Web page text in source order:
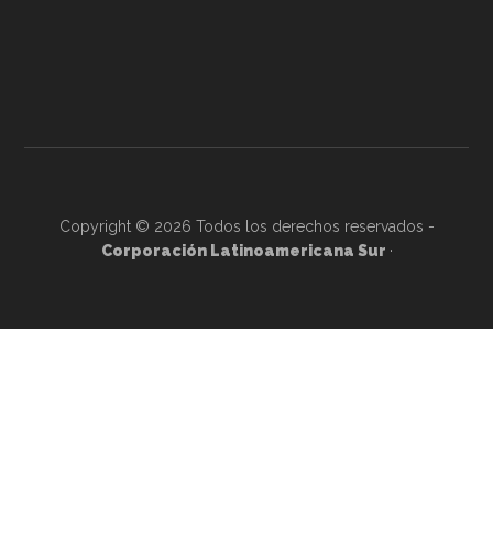
Copyright © 2026 Todos los derechos reservados -
Corporación Latinoamericana Sur ·